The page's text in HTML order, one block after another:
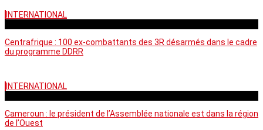
INTERNATIONAL
Centrafrique : 100 ex-combattants des 3R désarmés dans le cadre
du programme DDRR
INTERNATIONAL
Cameroun : le président de l’Assemblée nationale est dans la région
de l’Ouest